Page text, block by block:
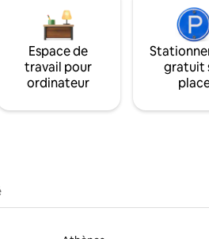
Espace de
travail pour
ordinateur
gratuit